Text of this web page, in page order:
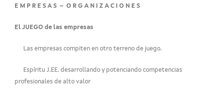
E M P R E S A S – O R G A N I Z A C I O N E S
El JUEGO de las empresas
Las empresas compiten en otro terreno de juego.
Espíritu J.EE. desarrollando y potenciando competencias
profesionales de alto valor